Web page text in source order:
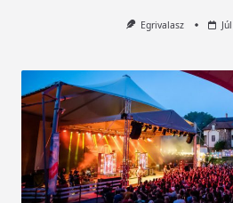
Egrivalasz